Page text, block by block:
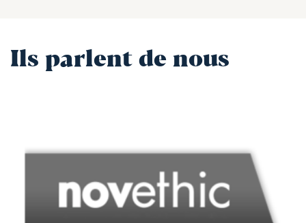
Ils parlent de nous